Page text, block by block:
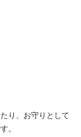
り、お守りとして
。